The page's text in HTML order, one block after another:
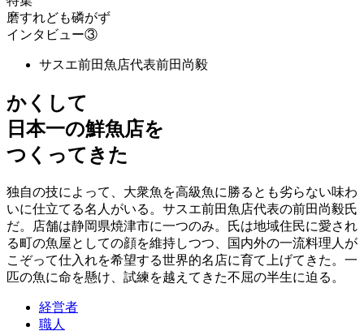
磨すれども磷がず
インタビュー③
サスエ前田魚店代表前田尚毅
かくして
日本一の鮮魚店を
つくってきた
独自の技によって、大衆魚を高級魚に勝るとも劣らない味わ
いに仕立てる名人がいる。サスエ前田魚店代表の前田尚毅氏
だ。店舗は静岡県焼津市に一つのみ。氏は地域住民に愛され
る町の魚屋としての顔を維持しつつ、国内外の一流料理人が
こぞって仕入れを希望する世界的名店に育て上げてきた。一
匹の魚に命を懸け、試練を越えてきた不屈の半生に迫る。
経営者
職人